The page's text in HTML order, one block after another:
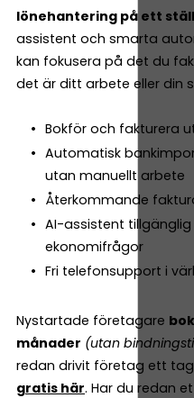
lönehantering på ett
assistent och smarta
kan fokusera på det du
det är ditt arbete eller din
Bokför och fakturera
Automatisk
utan manuellt arbete
Återkommande
AI-assistent
ekonomifrågor
Fri telefonsupport i
Nystartade företagare
månader (utan
redan drivit företag ett
gratis här. Har du redan